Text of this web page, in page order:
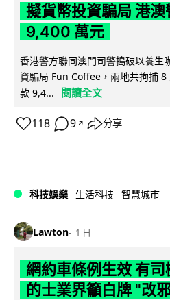
擬貨幣投資騙局 港
9,400 萬元
香港警方聯同澳門司警搗破以養生
資騙局 Fun Coffee，兩地共拘捕
款 9,4...
閱讀全文
118 9 ↗ 分享
科技娛樂 生活科技 智慧城市
Lawton 1 日
網約車條例生效 有
的士業界籲白牌 "改